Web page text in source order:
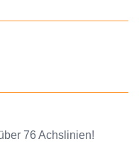
76 Achslinien!